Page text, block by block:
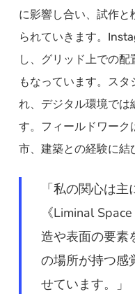
に影響し合い、試作と
られていきます。
し、グリッド上での
もなっています。ス
れ、デジタル環境では
す。フィールドワーク
市、建築との経験に結
「私の関心は主
《Liminal
造や表面の要素
の場所が持つ感
せています。」